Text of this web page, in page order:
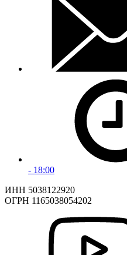
- 18:00
ИНН 5038122920
ОГРН 1165038054202